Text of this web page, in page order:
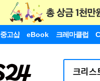
중고샵 eBook 크레마클럽